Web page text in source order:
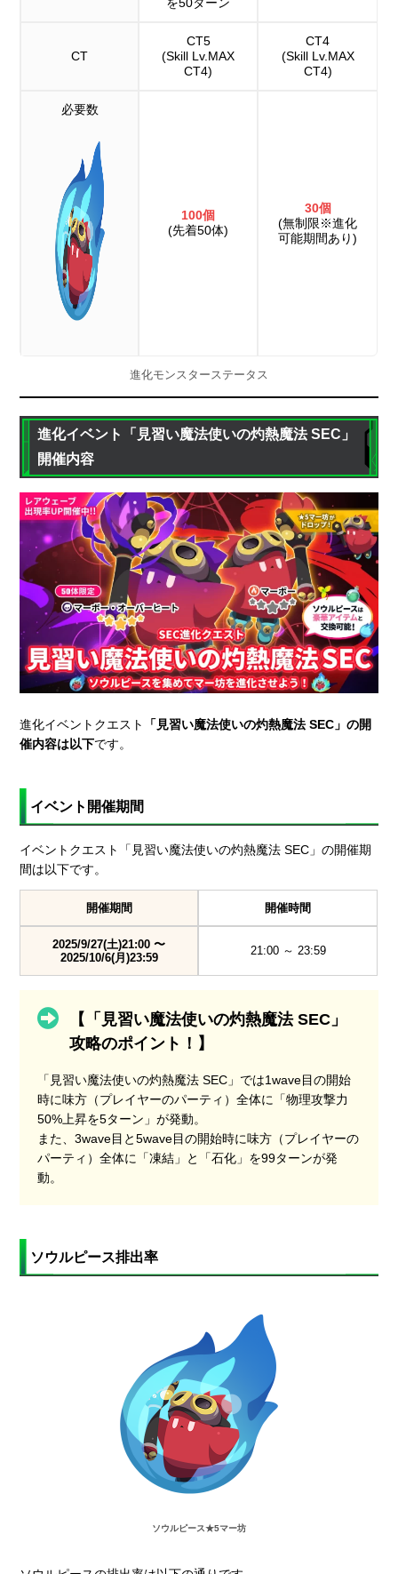
CT
CT5
(Skill Lv.MAX
CT4)
CT4
(Skill Lv.MAX
CT4)
必要数
100個
(先着50体)
30個
(無制限※進化
可能期間あり)
進化モンスターステータス
進化イベント「見習い魔法使いの灼熱魔法 SEC」
開催内容
進化イベントクエスト
「見習い魔法使いの灼熱魔法 SEC」の開
催内容は以下です。
イベント開催期間
イベントクエスト「見習い魔法使いの灼熱魔法 SEC」の開催期
間は以下です。
開催期間 開催時間
2025/9/27(土)21:00 〜
2025/10/6(月)23:59
21:00 ～ 23:59
【「見習い魔法使いの灼熱魔法 SEC」
攻略のポイント！】
「見習い魔法使いの灼熱魔法 SEC」では1wave目の開始
時に味方（プレイヤーのパーティ）全体に「物理攻撃力
50%上昇を5ターン」が発動。
また、3wave目と5wave目の開始時に味方（プレイヤーの
パーティ）全体に「凍結」と「石化」を99ターンが発
動。
ソウルピース排出率
ソウルピース★5マー坊